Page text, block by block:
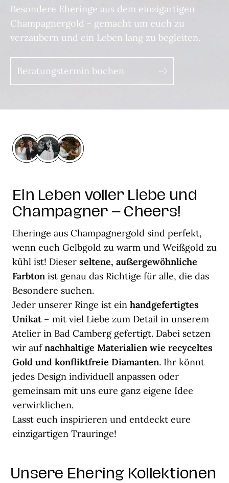
Besondere Eheringe aus dem einzigartigen
Champagnergold - gemacht um euch zu
verzaubern und ein Leben lang zu begleiten.
Beratungstermin buchen
Ein Leben voller Liebe und
Champagner – Cheers!
Eheringe aus Champagnergold sind perfekt,
wenn euch Gelbgold zu warm und Weißgold zu
kühl ist! Dieser seltene, außergewöhnliche
Farbton ist genau das Richtige für alle, die das
Besondere suchen.
Jeder unserer Ringe ist ein handgefertigtes
Unikat– mit viel Liebe zum Detail in unserem
Atelier in Bad Camberg gefertigt. Dabei setzen
wir aufnachhaltige Materialien wie recyceltes
Gold und konfliktfreie Diamanten. Ihr könnt
jedes Design individuell anpassen oder
gemeinsam mit uns eure ganz eigene Idee
verwirklichen.
Lasst euch inspirieren und entdeckt eure
einzigartigen Trauringe!
Unsere Ehering Kollektionen